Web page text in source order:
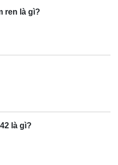
ren là gì?
là gì?